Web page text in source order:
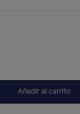
Añadir al carrito